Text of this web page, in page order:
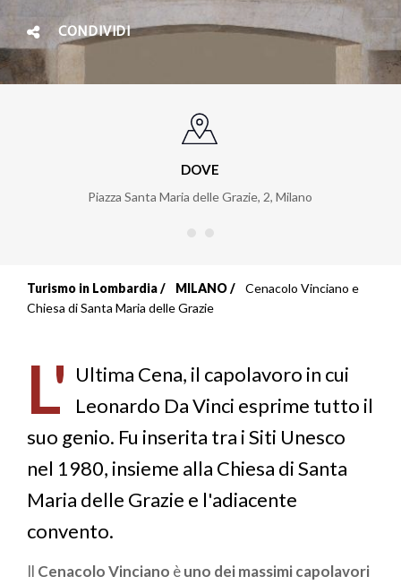
CONDIVIDI
DOVE
Piazza Santa Maria delle Grazie, 2, Milano
Briciole
pane
Turismo in Lombardia MILANO
Cenacolo Vinciano e
Chiesa di Santa Maria delle Grazie
L' Ultima Cena, il capolavoro in cui
Leonardo Da Vinci esprime tutto il
suo genio. Fu inserita tra i Siti Unesco
nel 1980, insieme alla Chiesa di Santa
Maria delle Grazie e l'adiacente
convento.
Il Cenacolo Vinciano èuno dei massimi capolavori